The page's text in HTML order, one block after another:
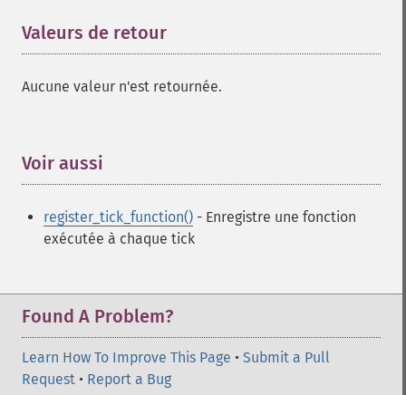
Valeurs de retour
Aucune valeur n'est retournée.
Voir aussi
register_tick_function() - Enregistre une fonction
exécutée à chaque tick
Found A Problem?
Learn How To Improve This Page • Submit a Pull
Request • Report a Bug